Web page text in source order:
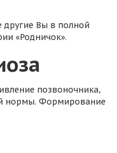
другие Вы в полной
«Родничок».
позвоночника,
нормы. Формирование